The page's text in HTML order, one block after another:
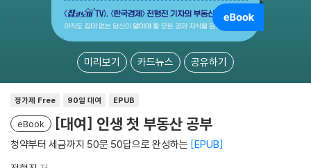
미리보기 카드뉴스 공유하기
정가제 Free 90일 대여 EPUB
eBook [대여] 인생 첫 부동산 공부
청약부터 세금까지 50문 50답으로 완성하는 EPUB